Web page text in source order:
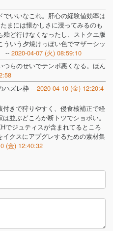
いいなこれ。肝心の経験値効率は
まには懐かしさに浸ってみるのも
ど行けなくなったし、ストクエ版
いう夕焼けっぽい色でマザーシッ
-- 2020-04-07 (火) 08:59:10
らのせいでテンポ悪くなる。ほん
ハズレ枠 -- 2020-04-10 (金) 12:20:4
きで狩りやすく、侵食核補正で経
並ぶどころか断トツでショボい。
でジュティスが含まれてるところ
クスにアプグレするための素材集
(金) 12:40:32